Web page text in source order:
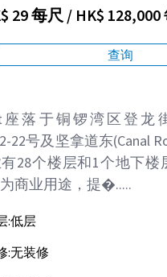
29 每尺 / HK$ 128,000
查询
座落于铜锣湾区登龙
22号及坚拿道东(Canal
28个楼层和1个地下楼
商业用途，提�.....
:低层
:无装修